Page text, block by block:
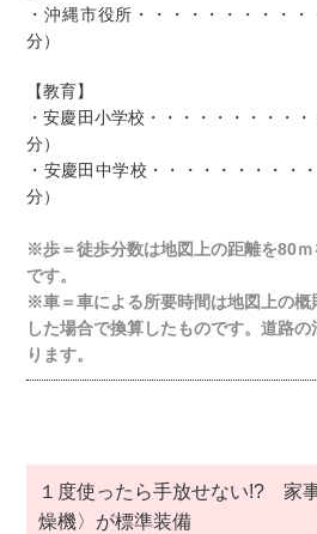
・沖縄市役所・・・・・・・・・
分）
【教育】
・安慶田小学校・・・・・・・・・
分）
・安慶田中学校・・・・・・・・・
分）
※歩＝徒歩分数は地図上の距離を80
です。
※車＝車による所要時間は地図上の
した場合で換算したものです。道路
ります。
１度使ったら手放せない!? 家
燥機〉が標準装備